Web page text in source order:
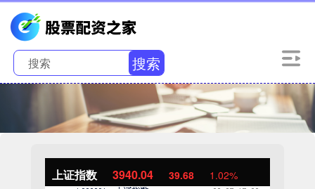
搜索
上证指数 3940.04 39.68 1.02%